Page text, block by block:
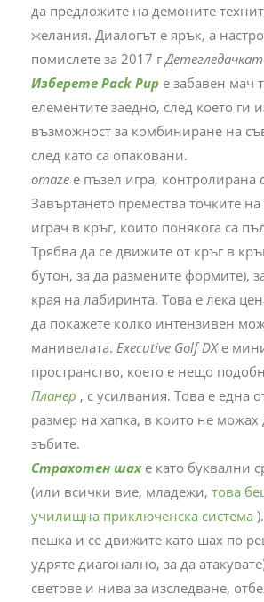
да предложите на демоните
желания. Диалогът е ярък, а
помислете за 2017 г
Изберете Pack Pup е забавен мач
елементите заедно, след което ги
възможност за комбиниране на
след като са опаковани.
omaze е пъзел игра, контролирана
Завъртането премества точките
играч в кръг, които понякога са
Трябва да се движите от кръг в
бутон, за да размените формите),
края на лабиринта. Това е лека
да покажете колко интензивен
манивелата. Executive Golf DXе
пространство, което е нещо
Планер , с усилвания. Това е една
размер на хапка, в които не можах
зъбите.
Страхотен шах е като буквални
(или всички вие, младежи, това
училищна приключенска система
пешка и се движите като шах по
удряте диагонално, за да
светове и нива за изследване,